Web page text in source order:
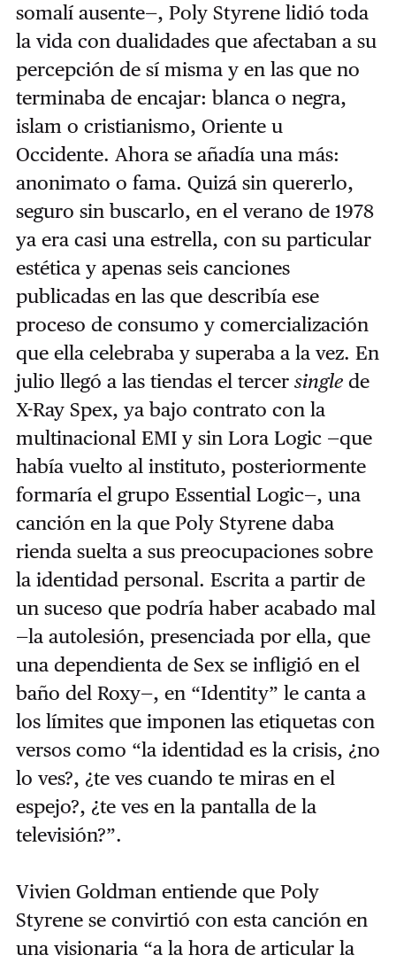
somalí ausente—, Poly Styrene lidió toda
la vida con dualidades que afectaban a su
percepción de sí misma y en las que no
terminaba de encajar: blanca o negra,
islam o cristianismo, Oriente u
Occidente. Ahora se añadía una más:
anonimato o fama. Quizá sin quererlo,
seguro sin buscarlo, en el verano de 1978
ya era casi una estrella, con su particular
estética y apenas seis canciones
publicadas en las que describía ese
proceso de consumo y comercialización
que ella celebraba y superaba a la vez. En
julio llegó a las tiendas el tercer singlede
X-Ray Spex, ya bajo contrato con la
multinacional EMI y sin Lora Logic —que
había vuelto al instituto, posteriormente
formaría el grupo Essential Logic—, una
canción en la que Poly Styrene daba
rienda suelta a sus preocupaciones sobre
la identidad personal. Escrita a partir de
un suceso que podría haber acabado mal
—la autolesión, presenciada por ella, que
una dependienta de Sex se infligió en el
baño del Roxy—, en “Identity” le canta a
los límites que imponen las etiquetas con
versos como “la identidad es la crisis, ¿no
lo ves?, ¿te ves cuando te miras en el
espejo?, ¿te ves en la pantalla de la
televisión?”.
Vivien Goldman entiende que Poly
Styrene se convirtió con esta canción en
una visionaria “a la hora de articular la